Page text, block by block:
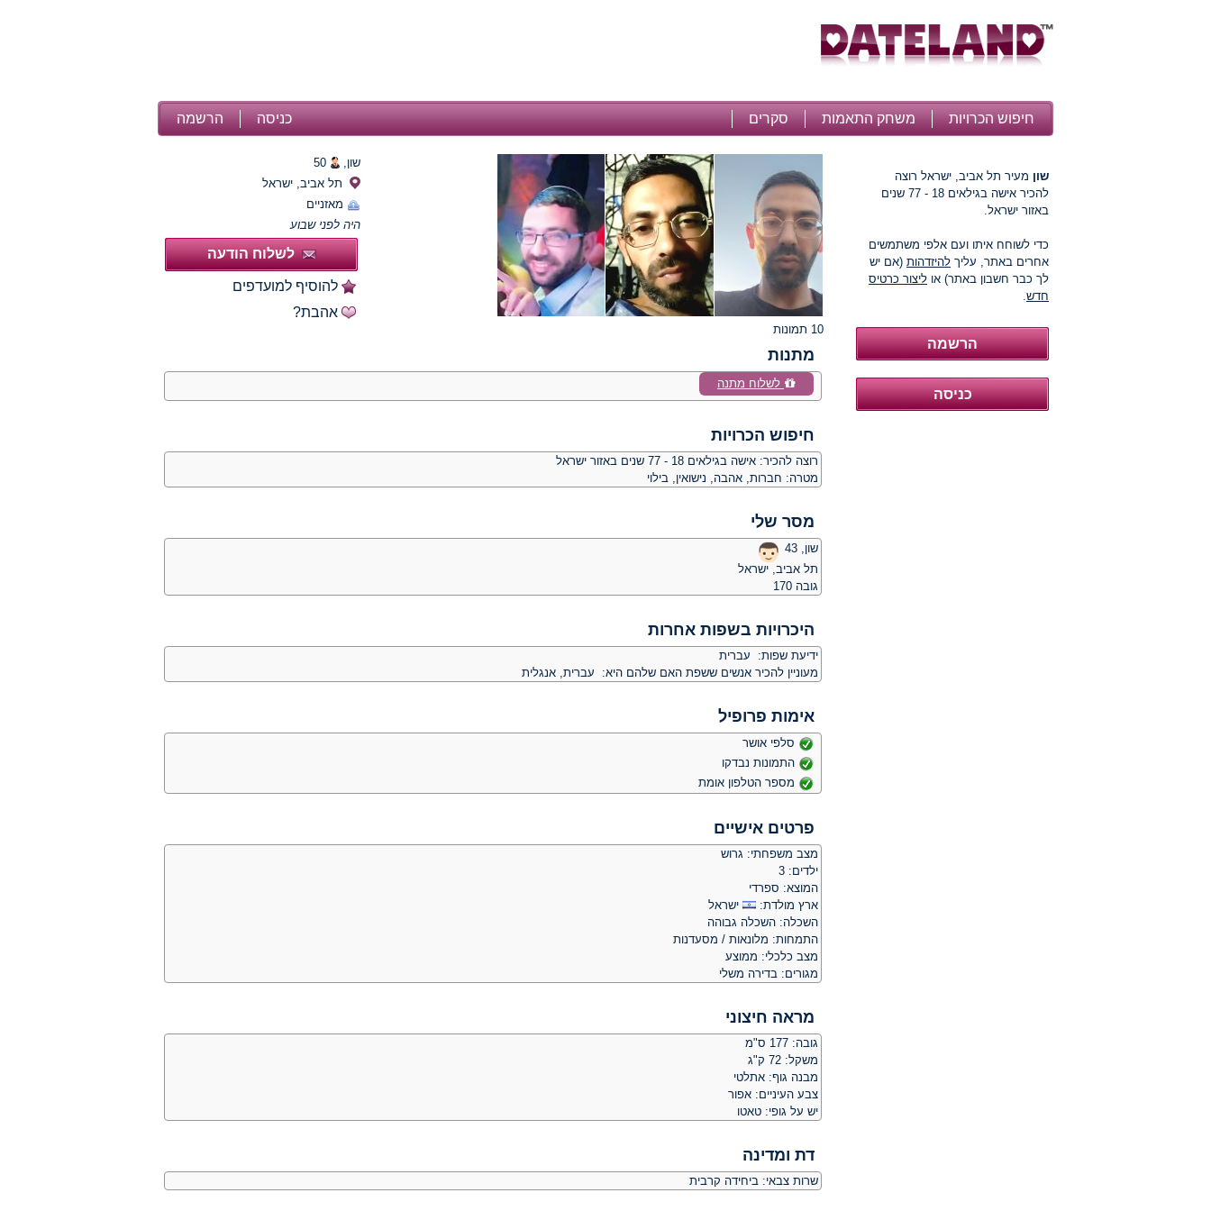
חיפוש הכרויות משחק התאמות סקרים הרשמה כניסה
שון מעיר תל אביב, ישראל רוצה
להכיר אישה בגילאים 18 - 77 שנים
באזור ישראל.
כדי לשוחח איתו ועם אלפי משתמשים
אחרים באתר, עליך להיזדהות (אם יש
לך כבר חשבון באתר) או ליצור כרטיס
חדש.
10 תמונות
שון,
50
תל אביב, ישראל
מאזניים
היה לפני שבוע
לשלוח הודעה
להוסיף למועדפים
אהבת?
מתנות
לשלוח מתנה
חיפוש הכרויות
רוצה להכיר: אישה בגילאים 18 - 77 שנים באזור ישראל
מטרה: חברות, אהבה, נישואין, בילוי
מסר שלי
שון, 43
תל אביב, ישראל
גובה 170
היכרויות בשפות אחרות
ידיעת שפות: עברית
מעוניין להכיר אנשים ששפת האם שלהם היא: עברית, אנגלית
אימות פרופיל
סלפי אושר
התמונות נבדקו
מספר הטלפון אומת
פרטים אישיים
מצב משפחתי: גרוש
ילדים: 3
המוצא: ספרדי
ארץ מולדת:
ישראל
השכלה: השכלה גבוהה
התמחות: מלונאות / מסעדנות
מצב כלכלי: ממוצע
מגורים: בדירה משלי
מראה חיצוני
גובה: 177 ס"מ
משקל: 72 ק"ג
מבנה גוף: אתלטי
צבע העיניים: אפור
יש על גופי: טאטו
דת ומדינה
שרות צבאי: ביחידה קרבית